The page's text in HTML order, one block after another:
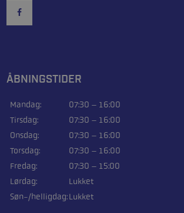
ÅBNINGSTIDER
Mandag:
07:30 – 16:00
Tirsdag:
07:30 – 16:00
Onsdag:
07:30 – 16:00
Torsdag:
07:30 – 16:00
Fredag:
07:30 – 15:00
Lørdag:
Lukket
Søn-/helligdag:Lukket